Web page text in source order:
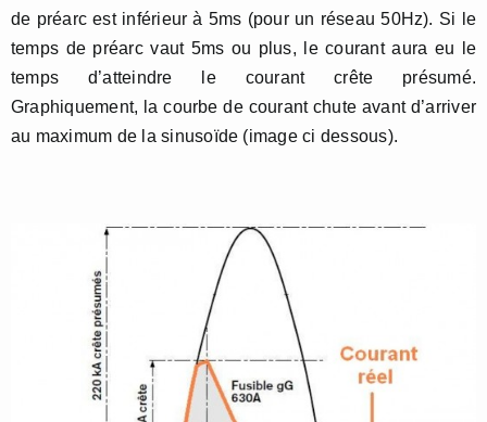
de préarc est inférieur à 5ms (pour un réseau 50Hz). Si le
temps de préarc vaut 5ms ou plus, le courant aura eu le
temps d’atteindre le courant crête présumé.
Graphiquement, la courbe de courant chute avant d’arriver
au maximum de la sinusoïde (image ci dessous).